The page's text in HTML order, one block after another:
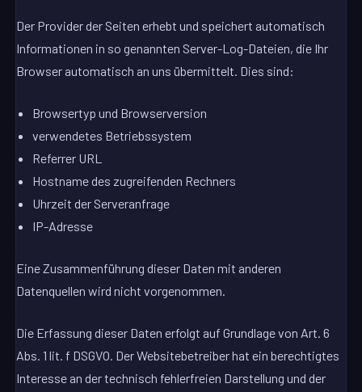
Der Provider der Seiten erhebt und speichert automatisch
Informationen in so genannten Server-Log-Dateien, die Ihr
Browser automatisch an uns übermittelt. Dies sind:
Browsertyp und Browserversion
verwendetes Betriebssystem
Referrer URL
Hostname des zugreifenden Rechners
Uhrzeit der Serveranfrage
IP-Adresse
Eine Zusammenführung dieser Daten mit anderen
Datenquellen wird nicht vorgenommen.
Die Erfassung dieser Daten erfolgt auf Grundlage von Art. 6
Abs. 1 lit. f DSGVO. Der Websitebetreiber hat ein berechtigtes
Interesse an der technisch fehlerfreien Darstellung und der